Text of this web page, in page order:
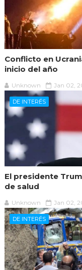
Conflicto en
inicio del año
Unknown Jan 02,
DE INTERÉS
El presidente
de salud
Unknown Jan 02,
DE INTERÉS